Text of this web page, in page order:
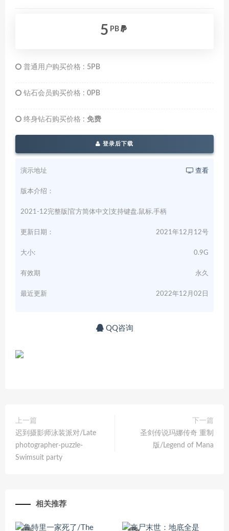
5 PB
普通用户购买价格 : 5PB
钻石会员购买价格 : 0PB
终身钻石购买价格 : 免费
登录后下载
演示地址 查看
版本介绍：
2021-12完整版|官方简体中文|支持键盘.鼠标.手柄
更新日期： 2021年12月12号
大小: 0.9G
有效期 永久
最近更新 2022年12月02日
QQ咨询
上一篇
迟到摄影师泳装派对/Late
photographer-puzzle-
Swimsuit party
下一篇
圣剑传说玛娜传奇 重制
版/Legend of Mana
相关推荐